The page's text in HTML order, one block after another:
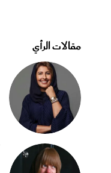
مقالات الرأي